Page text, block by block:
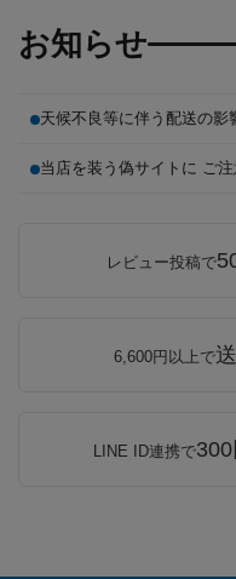
お知らせ
天候不良等に伴う配送の影
当店を装う偽サイトに ご
レビュー投稿で
6,600円以上で
LINE ID連携で300